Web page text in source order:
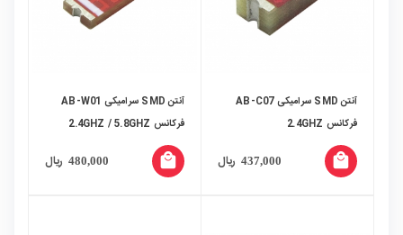
آنتن SMD سرامیکی AB-C07
فرکانس 2.4GHZ
437,000 ریال local_mall
آنتن SMD سرامیکی AB-W01
فرکانس 2.4GHZ / 5.8GHZ
480,000 ریال local_mall